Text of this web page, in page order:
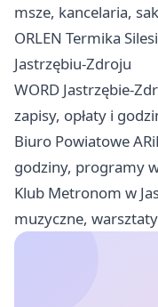
msze, kancelaria,
ORLEN Termika
Jastrzębiu-Zdroju
WORD Jastrzębie-
zapisy, opłaty i
Biuro Powiatowe
godziny, programy
Klub Metronom w
muzyczne,